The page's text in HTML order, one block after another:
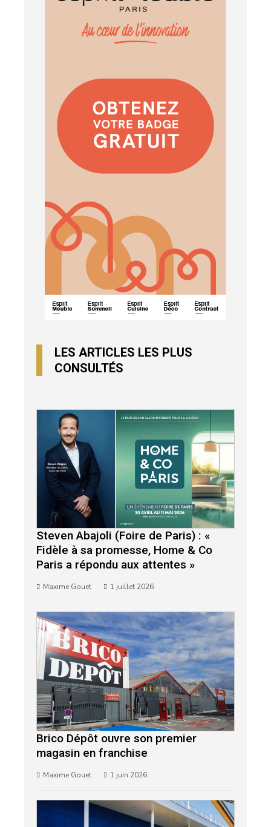
LES ARTICLES LES PLUS
CONSULTÉS
Steven Abajoli (Foire de Paris) : «
Fidèle à sa promesse, Home & Co
Paris a répondu aux attentes »
Maxime Gouet 1 juillet 2026
Brico Dépôt ouvre son premier
magasin en franchise
Maxime Gouet 1 juin 2026